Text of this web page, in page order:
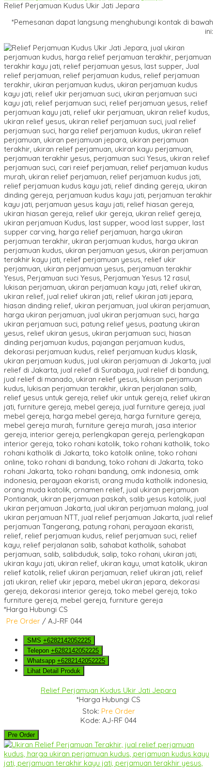
Relief Perjamuan Kudus Ukir Jati Jepara
*Pemesanan dapat langsung menghubungi kontak di bawah
ini:
*Harga Hubungi CS
Pre Order / AJ-RF 044
SMS +6282142052225
Telepon +6282142052225
Whatsapp +6282142052225
Lihat Detail Produk
Relief Perjamuan Kudus Ukir Jati Jepara
*Harga Hubungi CS
Stok: Pre Order
Kode: AJ-RF 044
Pre Order